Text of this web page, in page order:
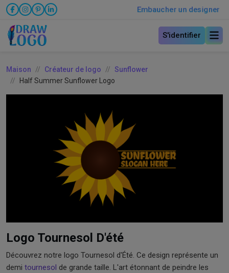
Embaucher un designer
S'identifier
Maison Créateur de logo
Sunflower
Half Summer Sunflower Logo
Logo Tournesol D'été
Découvrez notre logo Tournesol d'Été. Ce design représente un
demi tournesol de grande taille. L'art étonnant de peindre les